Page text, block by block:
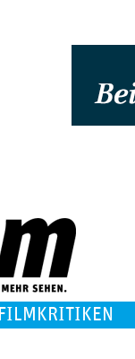
FILMKRITIKEN